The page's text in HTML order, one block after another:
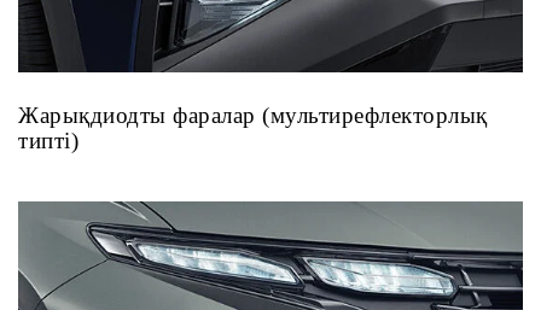
Жарықдиодты фаралар (мультирефлекторлық
типті)